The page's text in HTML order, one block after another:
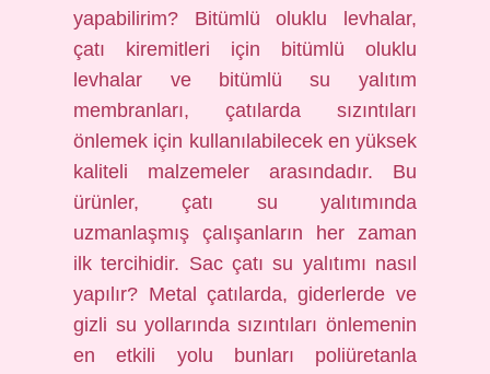
yapabilirim? Bitümlü oluklu levhalar,
çatı kiremitleri için bitümlü oluklu
levhalar ve bitümlü su yalıtım
membranları, çatılarda sızıntıları
önlemek için kullanılabilecek en yüksek
kaliteli malzemeler arasındadır. Bu
ürünler, çatı su yalıtımında
uzmanlaşmış çalışanların her zaman
ilk tercihidir. Sac çatı su yalıtımı nasıl
yapılır? Metal çatılarda, giderlerde ve
gizli su yollarında sızıntıları önlemenin
en etkili yolu bunları poliüretanla